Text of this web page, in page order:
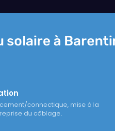
solaire à
connectique, mise à la
du câblage.